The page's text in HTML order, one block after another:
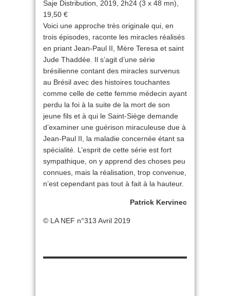
Saje Distribution, 2019, 2h24 (3 x 48 mn),
19,50 €
Voici une approche très originale qui, en
trois épisodes, raconte les miracles réalisés
en priant Jean-Paul II, Mère Teresa et saint
Jude Thaddée. Il s’agit d’une série
brésilienne contant des miracles survenus
au Brésil avec des histoires touchantes
comme celle de cette femme médecin ayant
perdu la foi à la suite de la mort de son
jeune fils et à qui le Saint-Siège demande
d’examiner une guérison miraculeuse due à
Jean-Paul II, la maladie concernée étant sa
spécialité. L’esprit de cette série est fort
sympathique, on y apprend des choses peu
connues, mais la réalisation, trop convenue,
n’est cependant pas tout à fait à la hauteur.
Patrick Kervinec
© LA NEF n°313 Avril 2019